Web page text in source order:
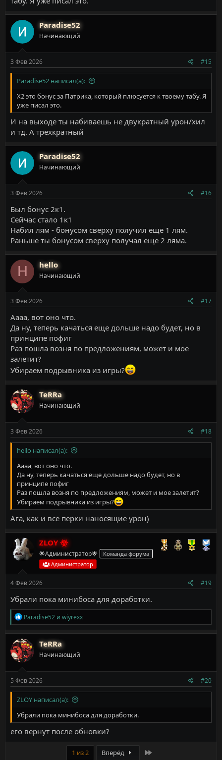
Paradise52
Начинающий
3 Фев 2026 #15
Paradise52 написал(а):
Х2 это бонус за Патрика, который плюсуется к твоему табу. Я
уже писал это.
И на выходе ты набиваешь не двукратный урон/хил
и тд. А трехкратный
Paradise52
Начинающий
3 Фев 2026 #16
Был бонус 2к1.
Сейчас стало 1к1
Набил лям - бонусом сверху получил еще 1 лям.
Раньше ты бонусом сверху получал еще 2 ляма.
H hello
Начинающий
3 Фев 2026 #17
Аааа, вот оно что.
Да ну, теперь качаться еще дольше надо будет, но в
принципе пофиг
Раз пошла возня по предложениям, может и мое
залетит?
Убираем подрывника из игры?
TeRRa
Начинающий
3 Фев 2026 #18
hello написал(а):
Аааа, вот оно что.
Да ну, теперь качаться еще дольше надо будет, но в
принципе пофиг
Раз пошла возня по предложениям, может и мое залетит?
Убираем подрывника из игры?
Ага, как и все перки наносящие урон)
ZLOY
🌟Администратор🌟
Команда форума
Администратор
4 Фев 2026 #19
Убрали пока минибоса для доработки.
Р
е
а
к
ц
и
и
Paradise52 и wiyrexx
TeRRa
Начинающий
5 Фев 2026 #20
ZLOY написал(а):
Убрали пока минибоса для доработки.
его вернут после обновки?
1 из 2 Вперёд